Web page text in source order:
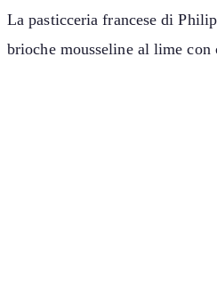
La pasticceria francese di
brioche mousseline al lime